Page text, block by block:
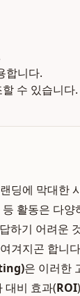
합니다.
수 있습니다.
딩에 막대한
활동은 다양
하기 어려운
겨지곤 합니
은 이러한
대비 효과(ROI